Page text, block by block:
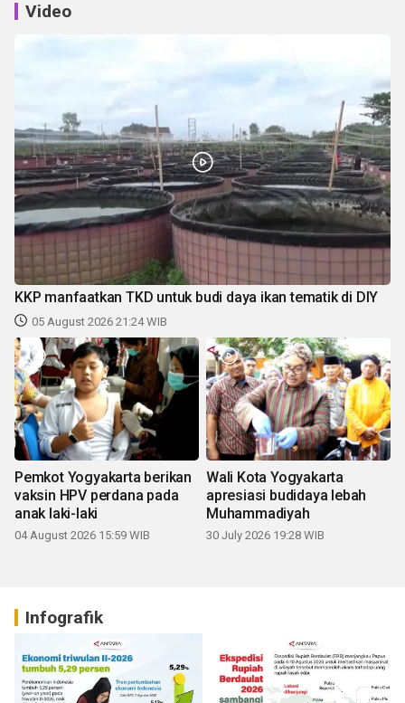
Video
KKP manfaatkan TKD untuk budi daya ikan tematik di DIY
05 August 2026 21:24 WIB
Pemkot Yogyakarta berikan
vaksin HPV perdana pada
anak laki-laki
04 August 2026 15:59 WIB
Wali Kota Yogyakarta
apresiasi budidaya lebah
Muhammadiyah
30 July 2026 19:28 WIB
Infografik